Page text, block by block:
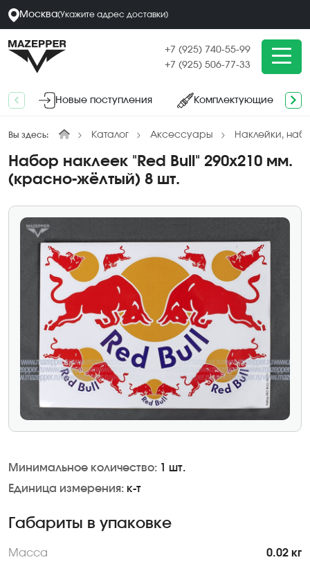
Москва(Укажите адрес доставки)
+7 (925) 740-55-99
+7 (925) 506-77-33
Новые поступления Комплектующие
Вы здесь: Каталог Аксессуары Наклейки,
Набор наклеек "Red Bull" 290х210 мм.
(красно-жёлтый) 8 шт.
Минимальное количество: 1 шт.
Единица измерения: к-т
Габариты в упаковке
Масса 0.02 кг